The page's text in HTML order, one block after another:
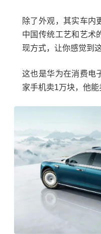
除了外观，其实车内
中国传统工艺和艺术
现方式，让你感觉到
这也是华为在消费电
家手机卖1万块，他能